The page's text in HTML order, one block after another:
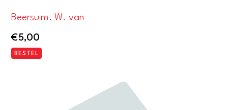
Beersum. W. van
€5,00
BESTEL